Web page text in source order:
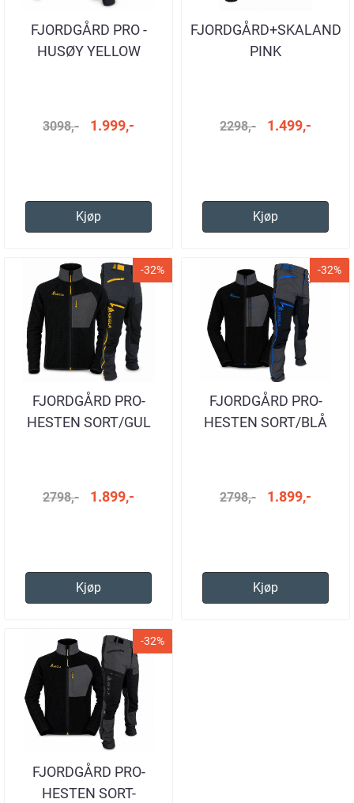
FJORDGÅRD PRO -
HUSØY YELLOW
3098,- 1.999,-
Kjøp
FJORDGÅRD+SKALAND
PINK
2298,- 1.499,-
Kjøp
-32%
FJORDGÅRD PRO-
HESTEN SORT/GUL
2798,- 1.899,-
Kjøp
-32%
FJORDGÅRD PRO-
HESTEN SORT/BLÅ
2798,- 1.899,-
Kjøp
-32%
FJORDGÅRD PRO-
HESTEN SORT-